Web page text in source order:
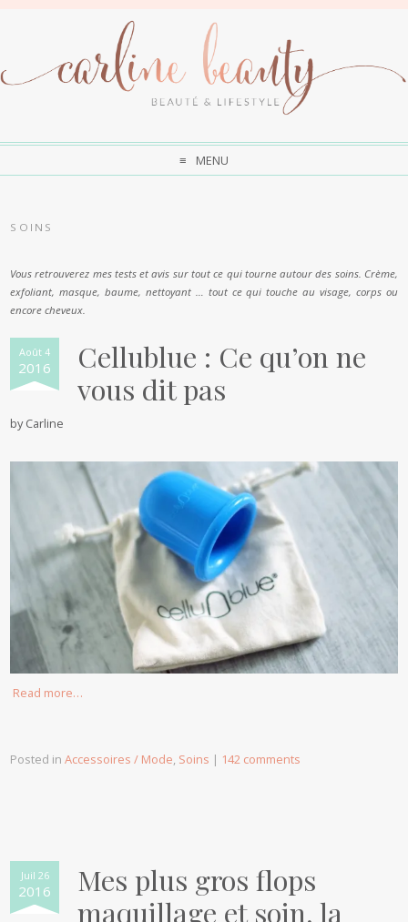
MENU
SOINS
Vous retrouverez mes tests et avis sur tout ce qui tourne autour des soins. Crème,
exfoliant, masque, baume, nettoyant … tout ce qui touche au visage, corps ou
encore cheveux.
Août 4
2016
Cellublue : Ce qu’on ne
vous dit pas
byCarline
Read more…
Posted inAccessoires / Mode, Soins | 142 comments
Juil 26
2016
Mes plus gros flops
maquillage et soin, la